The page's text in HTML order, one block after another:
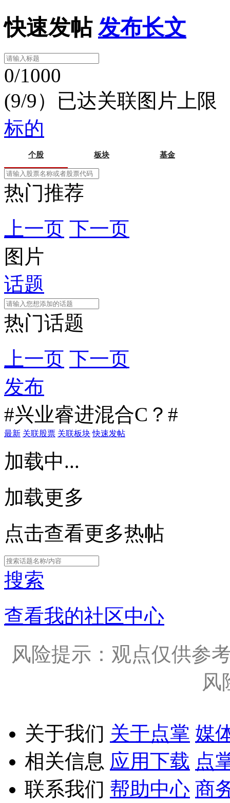
快速发帖 发布长文
0/1000
(9/9）已达关联图片上限
标的
个股 板块 基金
热门推荐
上一页 下一页
图片
话题
热门话题
上一页 下一页
发布
#兴业睿进混合C？#
最新 关联股票 关联板块 快速发帖
加载中...
加载更多
点击查看更多热帖
搜索
查看我的社区中心
风险提示：观点仅供参
风
关于我们 关于点掌 媒
相关信息 应用下载 点
联系我们 帮助中心 商